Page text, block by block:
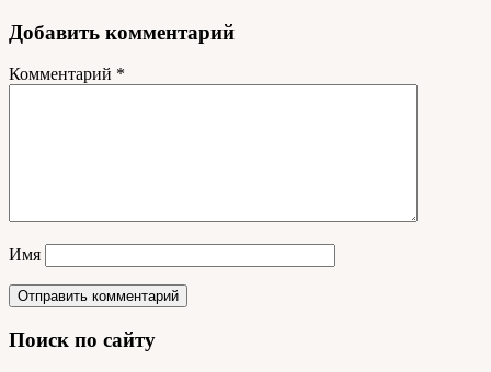
Добавить комментарий
Комментарий *
Имя
Поиск по сайту